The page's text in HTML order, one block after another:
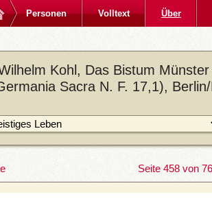
Personen Volltext Über
Kohl, Das Bistum
Sacra N. F. 17,1),
Seite 458 von